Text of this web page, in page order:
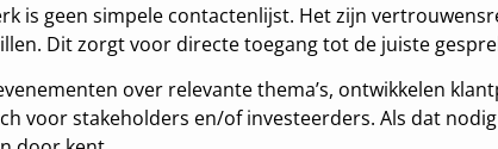
is geen simpele contactenlijst. Het zijn
Dit zorgt voor directe toegang tot de juiste
over relevante thema’s, ontwikkelen
voor stakeholders en/of investeerders. Als dat